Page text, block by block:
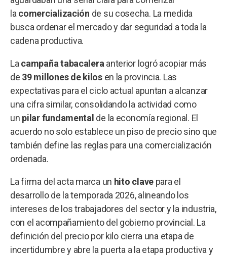
la comercialización de su cosecha. La medida
busca ordenar el mercado y dar seguridad a toda la
cadena productiva.
La campaña tabacalera anterior logró acopiar más
de 39 millones de kilosen la provincia. Las
expectativas para el ciclo actual apuntan a alcanzar
una cifra similar, consolidando la actividad como
un pilar fundamental de la economía regional. El
acuerdo no solo establece un piso de precio sino que
también define las reglas para una comercialización
ordenada.
La firma del acta marca un hito clave para el
desarrollo de la temporada 2026, alineando los
intereses de los trabajadores del sector y la industria,
con el acompañamiento del gobierno provincial. La
definición del precio por kilo cierra una etapa de
incertidumbre y abre la puerta a la etapa productiva y